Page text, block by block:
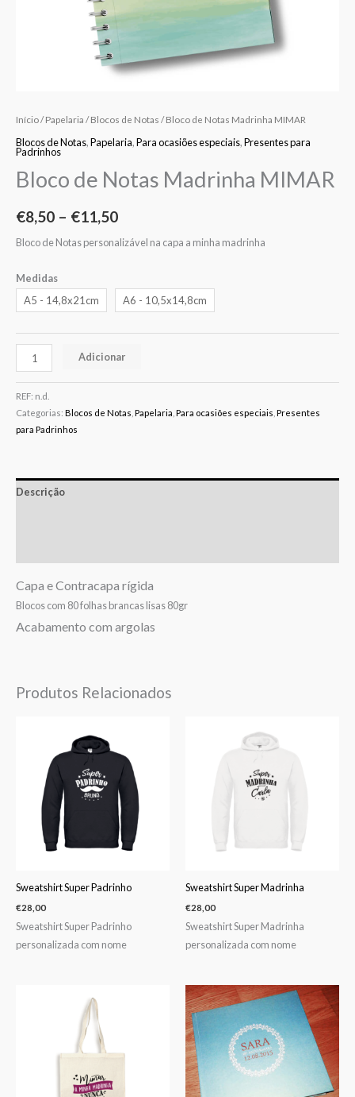
Início/Papelaria /Blocos de Notas / Bloco de Notas Madrinha MIMAR
Blocos de Notas,Papelaria,Para ocasiões especiais,Presentes para
Padrinhos
Bloco de Notas Madrinha MIMAR
€8,50 – €11,50
Bloco de Notas personalizável na capa a minha madrinha
Medidas
A5 - 14,8x21cm
A6 - 10,5x14,8cm
Adicionar
REF: n.d.
Categorias: Blocos de Notas Papelaria Para ocasiões especiais Presentes
para Padrinhos
Descrição
Capa e Contracapa rígida
Blocos com 80 folhas brancas lisas 80gr
Acabamento com argolas
Produtos Relacionados
Sweatshirt Super Padrinho
€28,00
Sweatshirt Super Padrinho
personalizada com nome
Sweatshirt Super Madrinha
€28,00
Sweatshirt Super Madrinha
personalizada com nome